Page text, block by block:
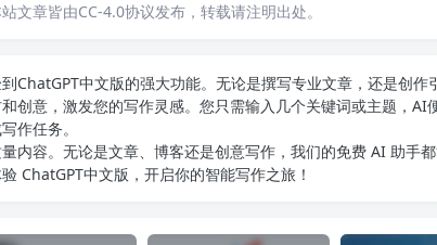
文章皆由CC-4.0协议发布，转载请注明出处。
ChatGPT中文版的强大功能。无论是撰写专业文章，还是创作
创意，激发您的写作灵感。您只需输入几个关键词或主题，AI
作任务。
内容。无论是文章、博客还是创意写作，我们的免费 AI 助手
ChatGPT中文版 ，开启你的智能写作之旅！